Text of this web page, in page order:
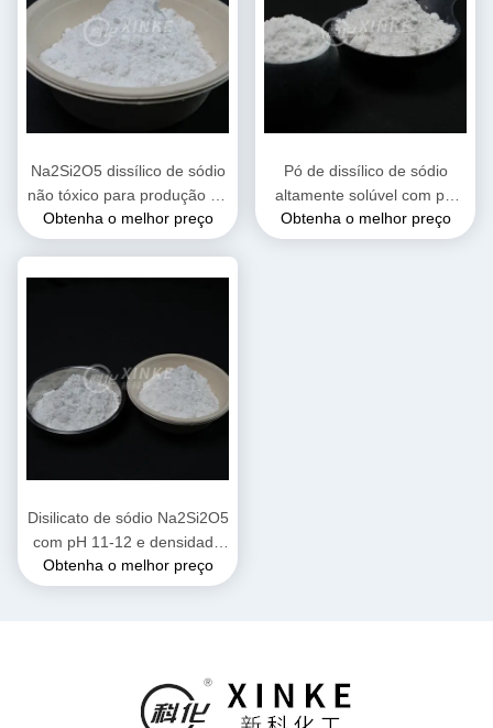
Na2Si2O5 dissílico de sódio
não tóxico para produção de
cerâmica com propriedades
químicas e integridade
Obtenha o melhor preço
Pó de dissílico de sódio
altamente solúvel com pH
alcalino 11-12 e densidade
2,44 G/cm3 para aplicações
Obtenha o melhor preço
Disilicato de sódio Na2Si2O5
com pH 11-12 e densidade
2,44 g/cm3 Muito solúvel em
aplicações industriais
Obtenha o melhor preço